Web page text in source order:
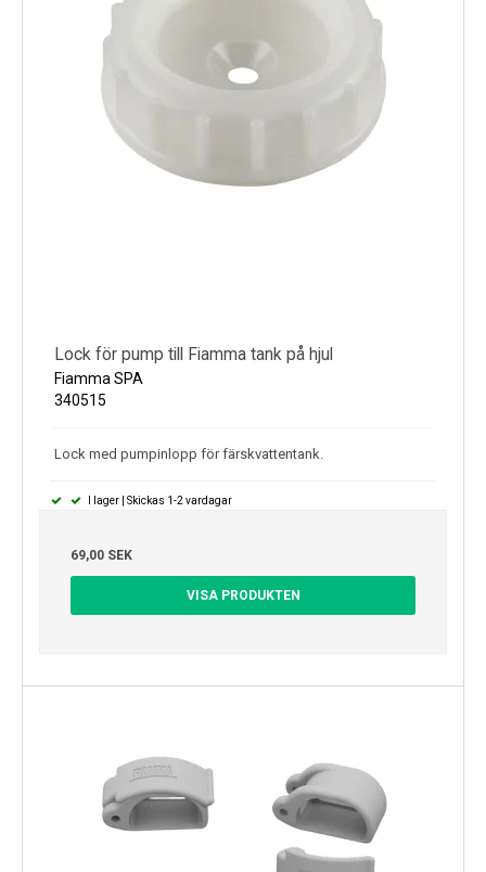
Lock för pump till Fiamma tank på hjul
Fiamma SPA
340515
Lock med pumpinlopp för färskvattentank.
I lager | Skickas 1-2 vardagar
69,00 SEK
VISA PRODUKTEN